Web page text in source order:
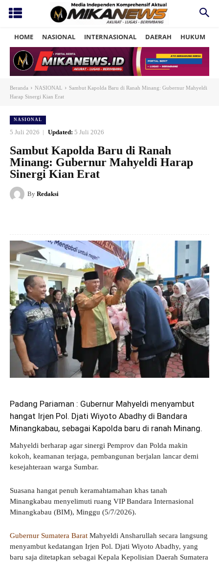
HOME NASIONAL INTERNASIONAL DAERAH HUKUM
Beranda NASIONAL
Sambut Kapolda Baru di Ranah Minang: Gubernur Mahyeldi
Harap Sinergi Kian Erat
NASIONAL
5 Juli 2026 Updated: 5 Juli 2026
Sambut Kapolda Baru di Ranah
Minang: Gubernur Mahyeldi Harap
Sinergi Kian Erat
By Redaksi
Padang Pariaman : Gubernur Mahyeldi menyambut
hangat Irjen Pol. Djati Wiyoto Abadhy di Bandara
Minangkabau, sebagai Kapolda baru di ranah Minang.
Mahyeldi berharap agar sinergi Pemprov dan Polda makin
kokoh, keamanan terjaga, pembangunan berjalan lancar demi
kesejahteraan warga Sumbar.
Suasana hangat penuh keramahtamahan khas tanah
Minangkabau menyelimuti ruang VIP Bandara Internasional
Minangkabau (BIM), Minggu (5/7/2026).
Gubernur Sumatera Barat Mahyeldi Ansharullah secara langsung
menyambut kedatangan Irjen Pol. Djati Wiyoto Abadhy, yang
baru saja ditetapkan sebagai Kepala Kepolisian Daerah Sumatera